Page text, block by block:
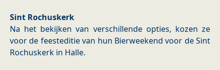
Sint Rochuskerk
Na het bekijken van verschillende opties, kozen ze
voor de feesteditie van hun Bierweekend voor de Sint
Rochuskerk in Halle.